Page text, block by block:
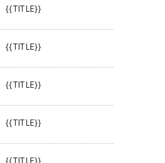
{{TITLE}}
{{TITLE}}
{{TITLE}}
{{TITLE}}
{{TITLE}}